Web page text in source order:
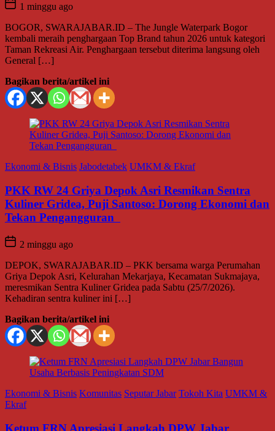
1 minggu ago
BOGOR, SWARAJABAR.ID – The Jungle Waterpark Bogor
kembali meraih penghargaan Top Brand tahun 2026 untuk kategori
Taman Rekreasi Air. Penghargaan tersebut diterima langsung oleh
General […]
Bagikan berita/artikel ini
Ekonomi & Bisnis Jabodetabek UMKM & Ekraf
PKK RW 24 Griya Depok Asri Resmikan Sentra
Kuliner Gridea, Puji Santoso: Dorong Ekonomi dan
Tekan Pengangguran
2 minggu ago
DEPOK, SWARAJABAR.ID – PKK bersama warga Perumahan
Griya Depok Asri, Kelurahan Mekarjaya, Kecamatan Sukmajaya,
meresmikan Sentra Kuliner Gridea pada Sabtu (25/7/2026).
Kehadiran sentra kuliner ini […]
Bagikan berita/artikel ini
Ekonomi & Bisnis Komunitas Seputar Jabar Tokoh Kita UMKM &
Ekraf
Ketum FRN Apresiasi Langkah DPW Jabar